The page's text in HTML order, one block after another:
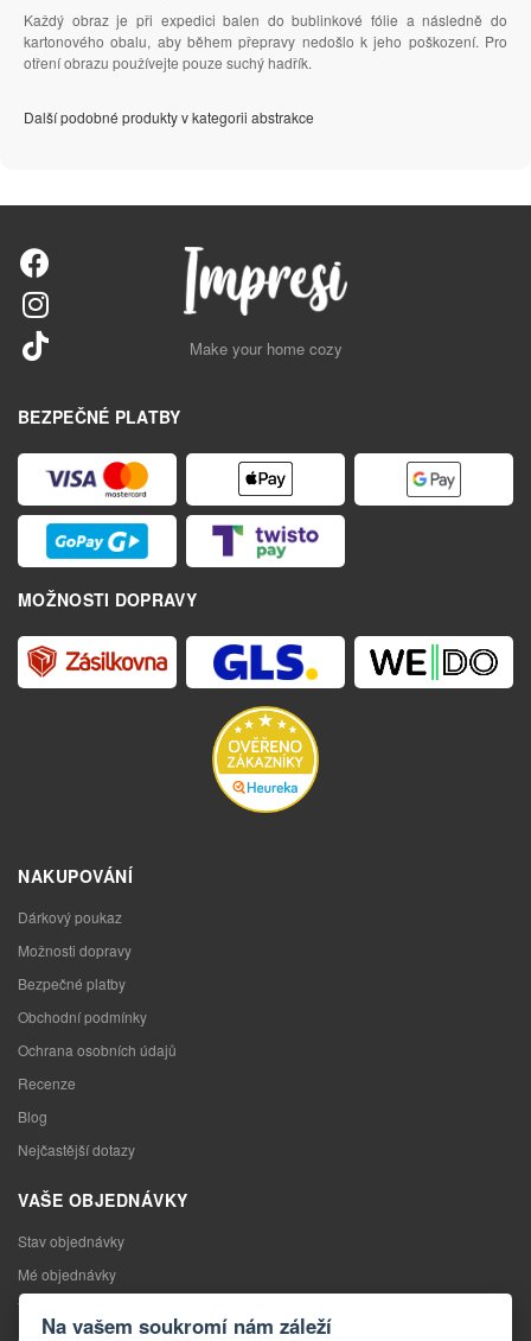
Každý obraz je při expedici balen do bublinkové fólie a následně do
kartonového obalu, aby během přepravy nedošlo k jeho poškození. Pro
otření obrazu používejte pouze suchý hadřík.
Další podobné produkty v kategorii abstrakce
Make your home cozy
BEZPEČNÉ PLATBY
MOŽNOSTI DOPRAVY
NAKUPOVÁNÍ
Dárkový poukaz
Možnosti dopravy
Bezpečné platby
Obchodní podmínky
Ochrana osobních údajů
Recenze
Blog
Nejčastější dotazy
VAŠE OBJEDNÁVKY
Stav objednávky
Mé objednávky
Výměna zboží
Na vašem soukromí nám záleží